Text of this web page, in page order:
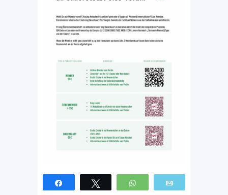
Partagez Tweetez WhatsApp